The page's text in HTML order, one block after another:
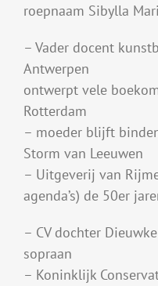
roepnaam Sibylla
– Vader docent
Antwerpen
ontwerpt vele
Rotterdam
– moeder blijft
Storm van Leeuwen
– Uitgeverij van
agenda’s) de 50er
– CV dochter
sopraan
– Koninklijk